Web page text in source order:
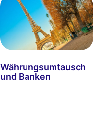
Währungsumtausch
und Banken